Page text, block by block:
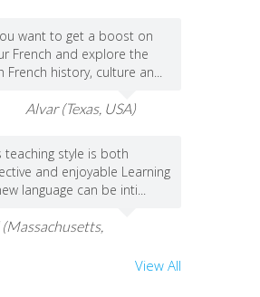
want to get a boost on
French and explore the
French history, culture an...
Alvar (Texas, USA)
teaching style is both
and enjoyable Learning
language can be inti...
View All